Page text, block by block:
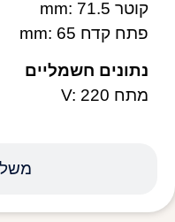
קוטר mm: 71.5
פתח קדח mm: 65
נתונים חשמליים
מתח V: 220